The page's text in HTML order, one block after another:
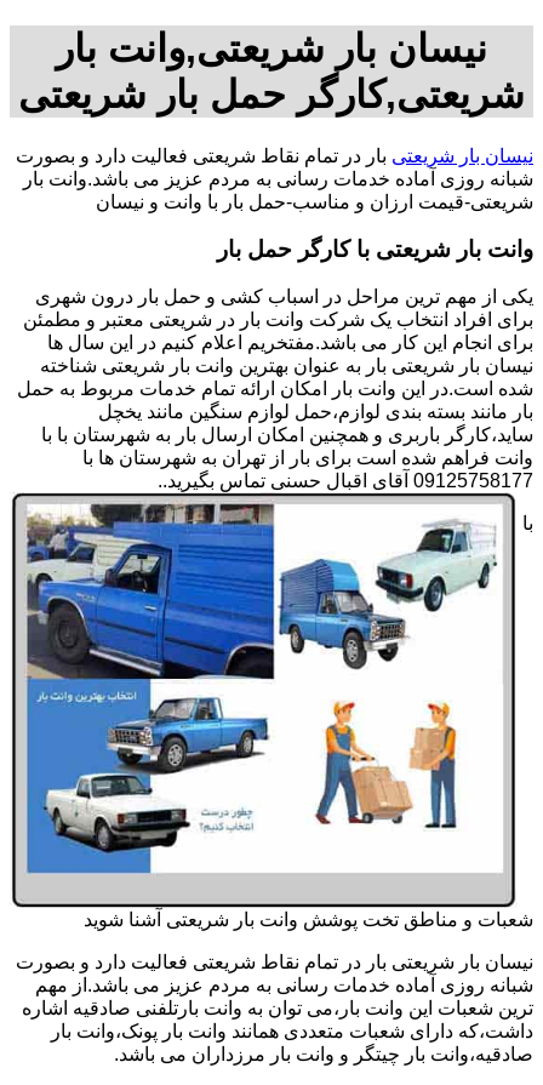
نیسان بار شریعتی,وانت بار
شریعتی,کارگر حمل بار شریعتی
نیسان بار شریعتی بار در تمام نقاط شریعتی فعالیت دارد و بصورت
شبانه روزی آماده خدمات رسانی به مردم عزیز می باشد.وانت بار
شریعتی-قیمت ارزان و مناسب-حمل بار با وانت و نیسان
وانت بار شریعتی با کارگر حمل بار
یکی از مهم ترین مراحل در اسباب کشی و حمل بار درون شهری
برای افراد انتخاب یک شرکت وانت بار در شریعتی معتبر و مطمئن
برای انجام این کار می باشد.مفتخریم اعلام کنیم در این سال ها
نیسان بار شریعتی بار به عنوان بهترین وانت بار شریعتی شناخته
شده است.در این وانت بار امکان ارائه تمام خدمات مربوط به حمل
بار مانند بسته بندی لوازم،حمل لوازم سنگین مانند یخچل
ساید،کارگر باربری و همچنین امکان ارسال بار به شهرستان با با
وانت فراهم شده است برای بار از تهران به شهرستان ها با
09125758177 آقای اقبال حسنی تماس بگیرید..
با
شعبات و مناطق تخت پوشش وانت بار شریعتی آشنا شوید
نیسان بار شریعتی بار در تمام نقاط شریعتی فعالیت دارد و بصورت
شبانه روزی آماده خدمات رسانی به مردم عزیز می باشد.از مهم
ترین شعبات این وانت بار،می توان به وانت بارتلفنی صادقیه اشاره
داشت،که دارای شعبات متعددی همانند وانت بار پونک،وانت بار
صادقیه،وانت بار چیتگر و وانت بار مرزداران می باشد.